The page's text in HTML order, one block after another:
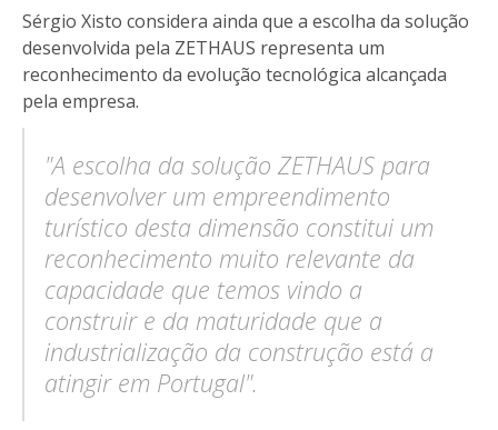
Sérgio Xisto considera ainda que a escolha da solução
desenvolvida pela ZETHAUS representa um
reconhecimento da evolução tecnológica alcançada
pela empresa.
"A escolha da solução ZETHAUS para
desenvolver um empreendimento
turístico desta dimensão constitui um
reconhecimento muito relevante da
capacidade que temos vindo a
construir e da maturidade que a
industrialização da construção está a
atingir em Portugal".